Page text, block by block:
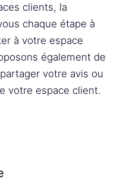
clients, la
chaque étape à
à votre espace
également de
votre avis ou
votre espace client.